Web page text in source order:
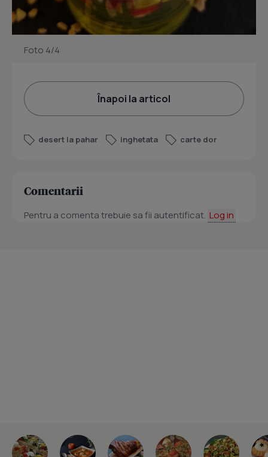
Foto 4/4
Înapoi la articol
desert la pahar inghetata carte dor
Comentarii
Pentru a comenta trebuie sa fii autentificat. Log in